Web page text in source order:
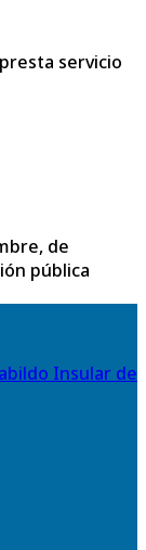
servicio
de
pública
Insular de